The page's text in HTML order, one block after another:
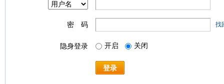
密 码 找
隐身登录 开启 关闭
登录